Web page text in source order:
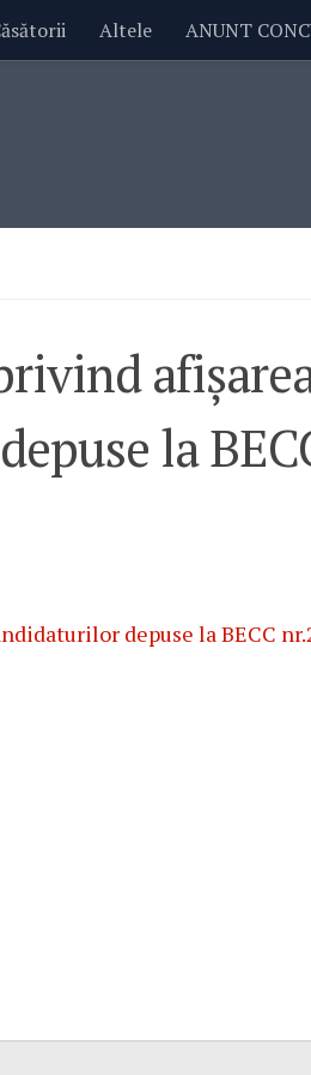
Altele ANUNT
la
depuse la BECC